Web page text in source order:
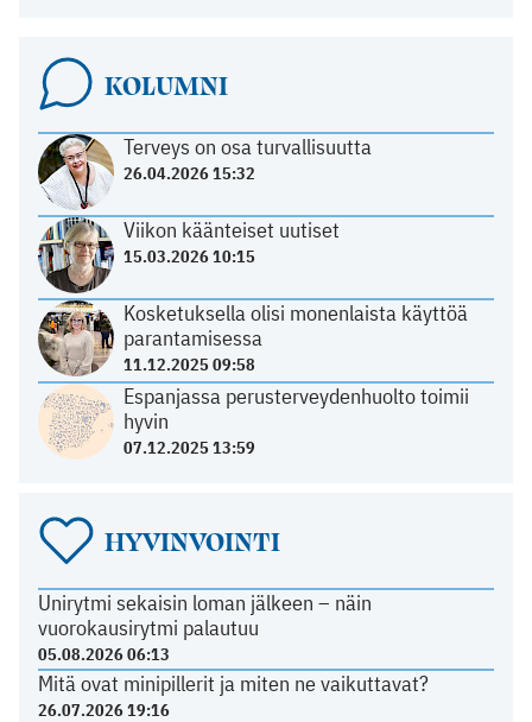
KOLUMNI
Terveys on osa turvallisuutta
26.04.2026 15:32
Viikon käänteiset uutiset
15.03.2026 10:15
Kosketuksella olisi monenlaista käyttöä
parantamisessa
11.12.2025 09:58
Espanjassa perusterveydenhuolto toimii
hyvin
07.12.2025 13:59
HYVINVOINTI
Unirytmi sekaisin loman jälkeen – näin
vuorokausirytmi palautuu
05.08.2026 06:13
Mitä ovat minipillerit ja miten ne vaikuttavat?
26.07.2026 19:16